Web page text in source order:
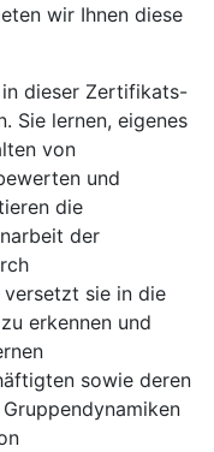
wir Ihnen diese
dieser Zertifikats-
Sie lernen, eigenes
von
und
die
der
sie in die
erkennen und
sowie deren